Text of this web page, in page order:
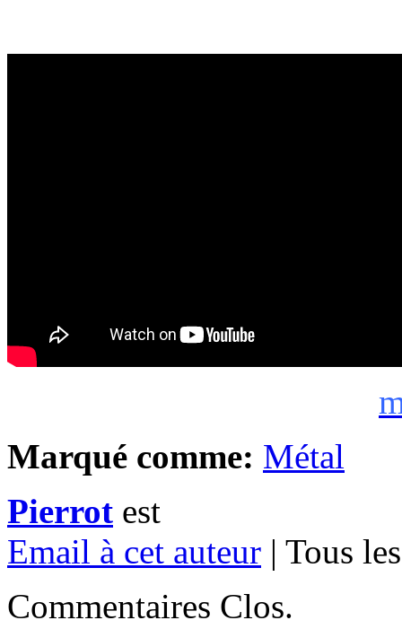
Marqué comme: Métal
Pierrot est
Email à cet auteur | Tous
Commentaires Clos.